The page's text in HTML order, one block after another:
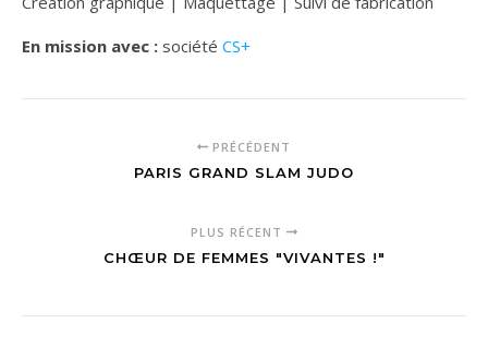
En mission avec : société CS+
PRÉCÉDENT
PARIS GRAND SLAM JUDO
PLUS RÉCENT
CHŒUR DE FEMMES "VIVANTES !"